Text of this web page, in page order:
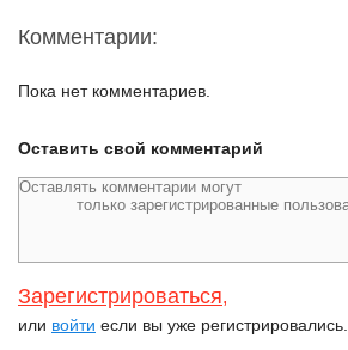
Комментарии:
Пока нет комментариев.
Оставить свой комментарий
Зарегистрироваться,
или войти если вы уже регистрировались.